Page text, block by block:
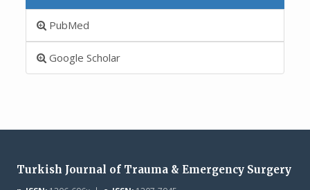
PubMed
Google Scholar
Turkish Journal of Trauma & Emergency Surgery